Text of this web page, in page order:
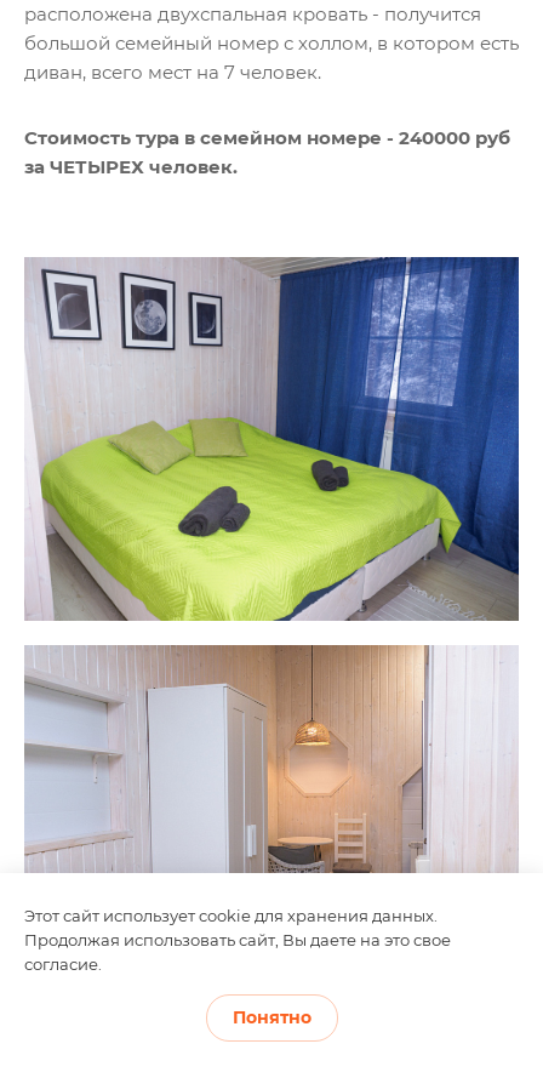
расположена двухспальная кровать - получится
большой семейный номер с холлом, в котором есть
диван, всего мест на 7 человек.
Стоимость тура в семейном номере - 240000 руб
за ЧЕТЫРЕХ человек.
Этот сайт использует cookie для хранения данных.
Продолжая использовать сайт, Вы даете на это свое
согласие.
Понятно